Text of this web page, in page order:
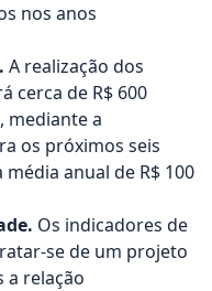
nos anos
A realização dos
cerca de R$ 600
mediante a
os próximos seis
anual de R$ 100
Os indicadores de
se de um projeto
a relação